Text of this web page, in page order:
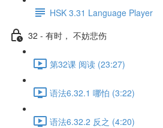
HSK 3.31 Language Player
32 - 有时， 不妨悲伤
第32课 阅读 (23:27)
语法6.32.1 哪怕 (3:22)
语法6.32.2 反之 (4:20)